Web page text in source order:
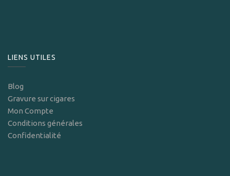
LIENS UTILES
Blog
Gravure sur cigares
Mon Compte
Conditions générales
Confidentialité